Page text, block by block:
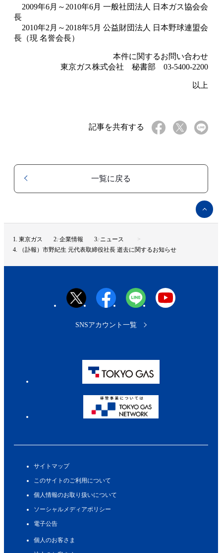
2009年6月～2010年6月 一般社団法人 日本ガス協会会
長
2010年2月～2018年5月 公益財団法人 日本野球連盟会
長（現 名誉会長）
本件に関するお問い合わせ
東京ガス株式会社 秘書部 03-5400-2200
以上
記事を共有する
一覧に戻る
ペ
ー
ジ
へ
東京ガス 企業情報
ニュース
（訃報）市野紀生 元代表取締役社長 逝去に関するお知らせ
サイトマップ
このサイトのご利用について
個人情報のお取り扱いについて
ソーシャルメディアポリシー
電子公告
個人のお客さま
SNSアカウント一覧